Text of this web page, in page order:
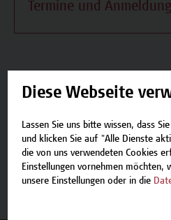
Termine und Anmeldung
Beschreibung
Termine und Anmeldung
Zurück zum
Diese Webseite
Lassen Sie uns bitte wissen, dass
und klicken Sie auf "Alle Dienste
die von uns verwendeten Cookies
Einstellungen vornehmen möchten,
unsere Einstellungen oder in die